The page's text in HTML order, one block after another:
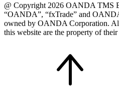
@ Copyright 2026 OANDA TMS
“OANDA”, “fxTrade” and
owned by OANDA Corporation.
this website are the property of